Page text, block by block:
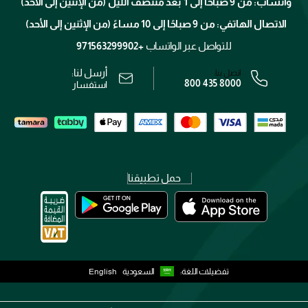
برنامج الولاء ميوز
الوظائف
الشروط و الأحكام
رقم السجل التجاري: 7013320481 — صادر من وزارة التجارة
الاتصال الهاتفي: من 9 صباحًا إلى 10 مساءً (من الإثنين إلى الأحد)
للتواصل عبر الواتساب +971563299902
اتصل بنا:
800 435 8000
أرسل لنا:
استفسار
حمل تطبيقنا
تفضيلات اللغة: السعودية English